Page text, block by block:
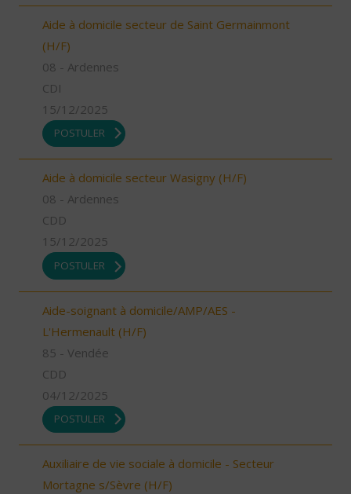
Aide à domicile secteur de Saint Germainmont
(H/F)
08 - Ardennes
CDI
15/12/2025
POSTULER
Aide à domicile secteur Wasigny (H/F)
08 - Ardennes
CDD
15/12/2025
POSTULER
Aide-soignant à domicile/AMP/AES -
L'Hermenault (H/F)
85 - Vendée
CDD
04/12/2025
POSTULER
Auxiliaire de vie sociale à domicile - Secteur
Mortagne s/Sèvre (H/F)